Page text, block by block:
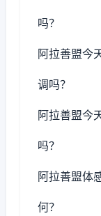
吗？
阿拉善盟今
调吗？
阿拉善盟今
吗？
阿拉善盟体
何？